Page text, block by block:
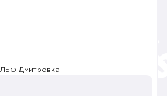
Дмитровка